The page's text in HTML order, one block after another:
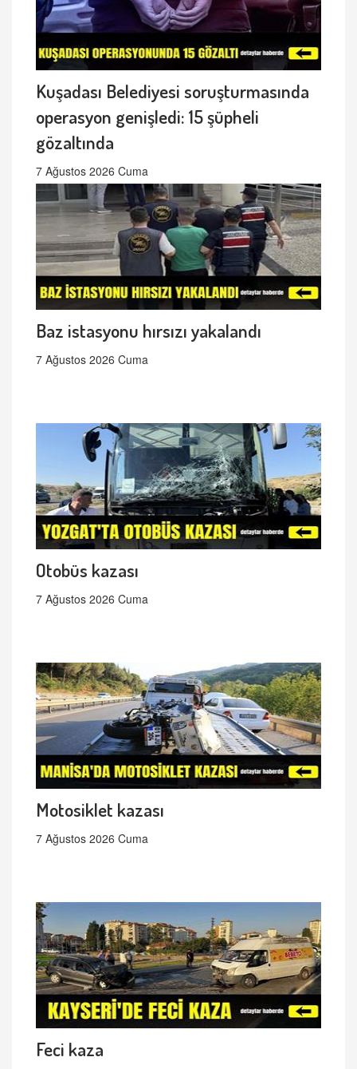
Kuşadası Belediyesi soruşturmasında
operasyon genişledi: 15 şüpheli
gözaltında
7 Ağustos 2026 Cuma
Baz istasyonu hırsızı yakalandı
7 Ağustos 2026 Cuma
Otobüs kazası
7 Ağustos 2026 Cuma
Motosiklet kazası
7 Ağustos 2026 Cuma
Feci kaza